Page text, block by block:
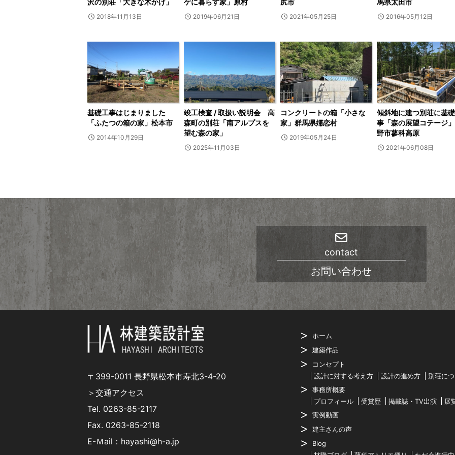
沢の別荘「大きな木かげ」
2018年11月13日
ゲに暮らす家」原村
2019年06月21日
尻市
2021年05月25日
馬県太田市
2016年05月12日
基礎工事はじまりました
「ふたつの箱の家」松本市
2014年10月29日
竣工検査 / 取扱い説明会 高
森町の別荘「南アルプスを
望む森の家」
2025年11月03日
コンクリートの箱「小さな
家」群馬県嬬恋村
2019年05月24日
傾斜地に建つ別荘に基
事「森の展望コテージ
野市蓼科高原
2021年06月08日
contact
お問い合わせ
〒399-0011 長野県松本市寿北3-4-20
＞交通アクセス
Tel. 0263-85-2117
Fax. 0263-85-2118
E-Ｍail：hayashi@h-a.jp
ホーム
建築作品
コンセプト
設計に対する考え方
設計の進め方
別荘に
事務所概要
プロフィール
受賞歴 掲載誌・TV出演
展
実例動画
建主さんの声
Blog